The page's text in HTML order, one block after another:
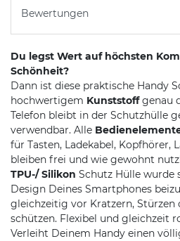
Bewertungen
Du legst Wert auf höchsten
Schönheit?
Dann ist diese praktische Handy
hochwertigem Kunststoffgenau
Telefon bleibt in der Schutzhülle
verwendbar. Alle
für Tasten, Ladekabel, Kopfhörer,
bleiben frei und wie gewohnt
TPU-/ Silikon Schutz Hülle wurde
Design Deines Smartphones
gleichzeitig vor Kratzern, Stürzen
schützen. Flexibel und gleichzeit
Verleiht Deinem Handy einen